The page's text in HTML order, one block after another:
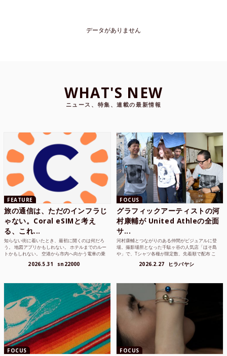
データがありません
WHAT'S NEW
ニュース、特集、連載の最新情報
FEATURE
旅の通信は、ただのインフラじ
ゃない。Coral eSIMと考え
る、これ...
知らない街に着いたとき、最初に開くのは何だろ
う。 地図アプリかもしれない。 ホテルまでのルー
トかもしれない。 空港から市内へ向かう電車の乗
2026.5.31 sn22000
FOCUS
グラフィックアーティストの河
村康輔が United Athleの全面
サ...
河村康輔とつながりのある仲間がビジュアルに登
場。撮影場所となった千駄ヶ谷の人気店「ほそ島
や」で、Tシャツ各種が限定数、先着順で配布 こ
2026.2.27 ヒラバヤシ
FOCUS FOCUS